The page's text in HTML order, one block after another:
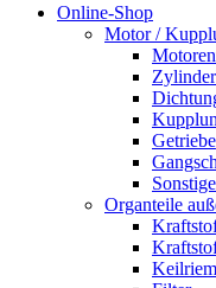
Online-Shop
Motor /
Getriebe
Organteile